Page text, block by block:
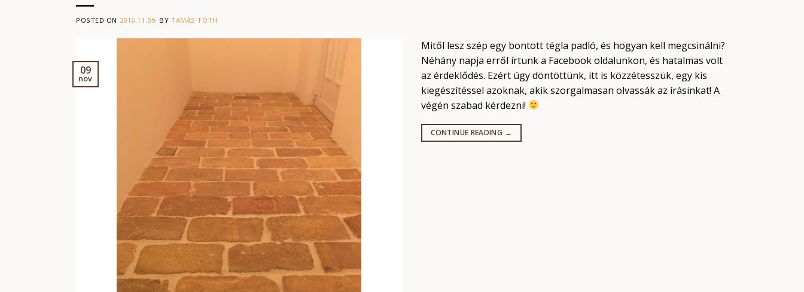
POSTED ON 2016.11.09. BYTAMÁS TÓTH
09
nov
Mitől lesz szép egy bontott tégla padló, és hogyan kell megcsinálni?
Néhány napja erről írtunk a Facebook oldalunkon, és hatalmas volt
az érdeklődés. Ezért úgy döntöttünk, itt is közzétesszük, egy kis
kiegészítéssel azoknak, akik szorgalmasan olvassák az írásinkat! A
végén szabad kérdezni!
CONTINUE READING →